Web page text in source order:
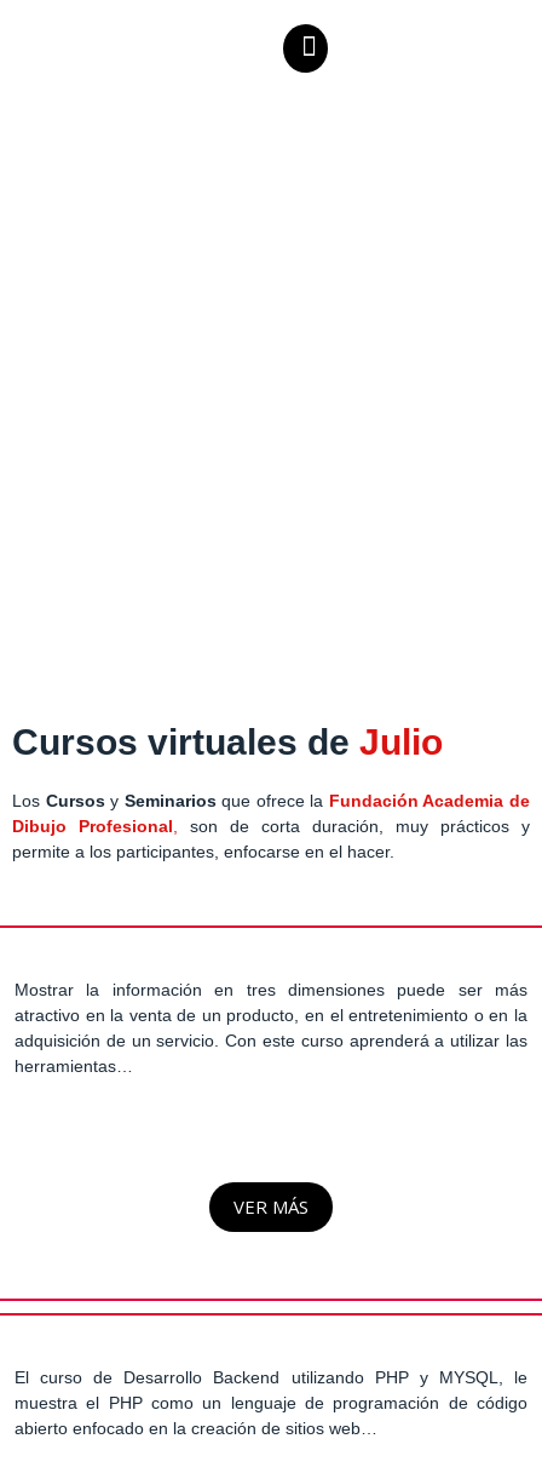
Cursos virtuales de Julio
Los Cursosy Seminariosque ofrece la Fundación Academia de
Dibujo Profesional, son de corta duración, muy prácticos y
permite a los participantes, enfocarse en el hacer.
Mostrar la información en tres dimensiones puede ser más
atractivo en la venta de un producto, en el entretenimiento o en la
adquisición de un servicio. Con este curso aprenderá a utilizar las
herramientas…
VER MÁS
El curso de Desarrollo Backend utilizando PHP y MYSQL, le
muestra el PHP como un lenguaje de programación de código
abierto enfocado en la creación de sitios web…